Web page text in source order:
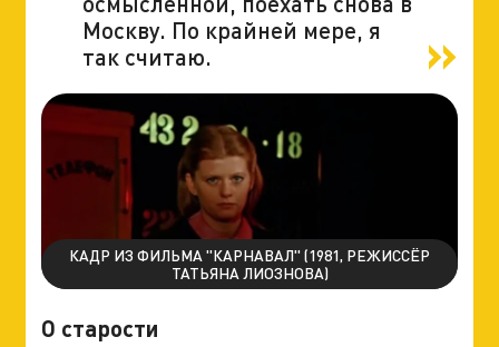
Москву. По крайней мере, я
так считаю.
КАДР ИЗ ФИЛЬМА "КАРНАВАЛ" (1981, РЕЖИССЁР
ТАТЬЯНА ЛИОЗНОВА)
О старости